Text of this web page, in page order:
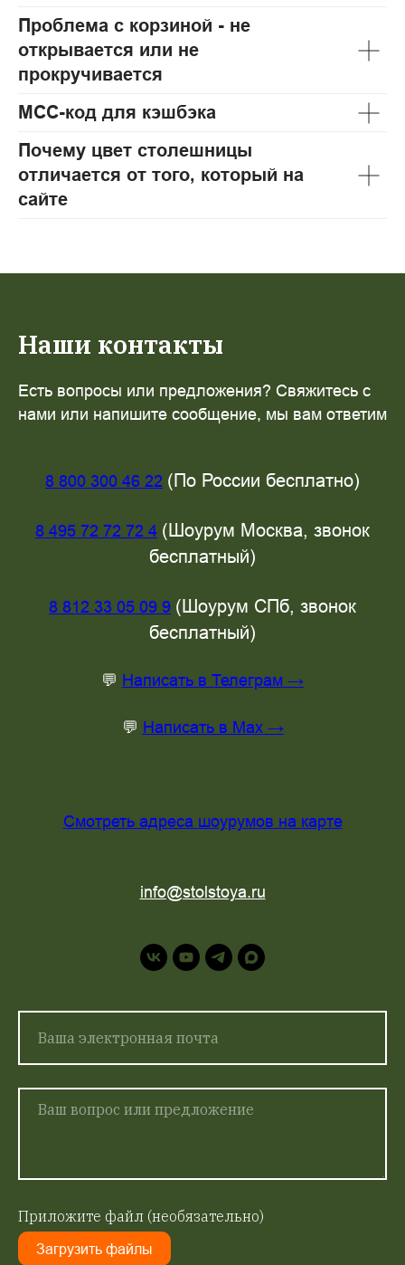
Проблема с корзиной - не
открывается или не
прокручивается
МСС-код для кэшбэка
Почему цвет столешницы
отличается от того, который на
сайте
Наши контакты
Есть вопросы или предложения? Свяжитесь с
нами или напишите сообщение, мы вам ответим
8 800 300 46 22 (По России бесплатно)
8 495 72 72 72 4 (Шоурум Москва, звонок
бесплатный)
8 812 33 05 09 9 (Шоурум СПб, звонок
бесплатный)
💬 Написать в Телеграм →
💬 Написать в Max →
Смотреть адреса шоурумов на карте
info@stolstoya.ru
Приложите файл (необязательно)
Загрузить файлы